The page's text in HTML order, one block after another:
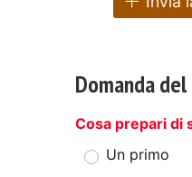
Domanda
Cosa prepari di
Un primo